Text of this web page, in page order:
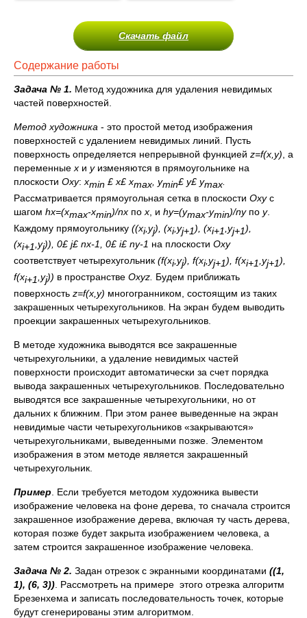
Скачать файл
Содержание работы
Задача № 1. Метод художника для удаления невидимых
частей поверхностей.
Метод художника - это простой метод изображения
поверхностей с удалением невидимых линий. Пусть
поверхность определяется непрерывной функцией z=f(x,y) , а
переменные x и yизменяются в прямоугольнике на
плоскости Oxy: xmin £ x£ xmax , ymin£ y£ ymax
Рассматривается прямоугольная сетка в плоскости Oxyс
шагом hx=(xmax-xmin)/nx по x , и hy=(ymax-ymin)/nyпо y.
Каждому прямоугольнику ((xi,yj), (xi,yj+1), (xi+1 ,yj+1),
(xi+1,yj)), 0£ j£ nx-1, 0£ i£ ny-1 на плоскости Oxy
соответствует четырехугольник (f(xi,yj), f(xi,yj+1), f(xi+1 ,yj+1),
f(xi+1 ,yj)) в пространстве Oxyz. Будем приближать
поверхность z=f(x,y) многогранником, состоящим из таких
закрашенных четырехугольников. На экран будем выводить
проекции закрашенных четырехугольников.
В методе художника выводятся все закрашенные
четырехугольники, а удаление невидимых частей
поверхности происходит автоматически за счет порядка
вывода закрашенных четырехугольников. Последовательно
выводятся все закрашенные четырехугольники, но от
дальних к ближним. При этом ранее выведенные на экран
невидимые части четырехугольников «закрываются»
четырехугольниками, выведенными позже. Элементом
изображения в этом методе является закрашенный
четырехугольник.
Пример . Если требуется методом художника вывести
изображение человека на фоне дерева, то сначала строится
закрашенное изображение дерева, включая ту часть дерева,
которая позже будет закрыта изображением человека, а
затем строится закрашенное изображение человека.
Задача № 2. Задан отрезок с экранными координатами ((1,
1), (6, 3)) . Рассмотреть на примере этого отрезка алгоритм
Брезенхема и записать последовательность точек, которые
будут сгенерированы этим алгоритмом.